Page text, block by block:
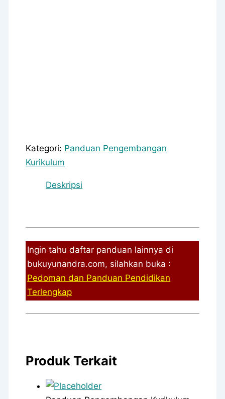
Kategori: Panduan Pengembangan
Kurikulum
Deskripsi
Ingin tahu daftar panduan lainnya di
bukuyunandra.com, silahkan buka :
Pedoman dan Panduan Pendidikan
Terlengkap
Produk Terkait